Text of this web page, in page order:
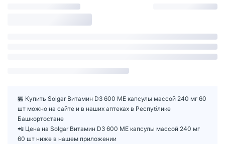
🏪 Купить Solgar Витамин D3 600 МЕ капсулы массой 240 мг 60
шт можно на сайте и в наших аптеках в Республике
Башкортостане
📲 Цена на Solgar Витамин D3 600 МЕ капсулы массой 240 мг
60 шт ниже в нашем приложении